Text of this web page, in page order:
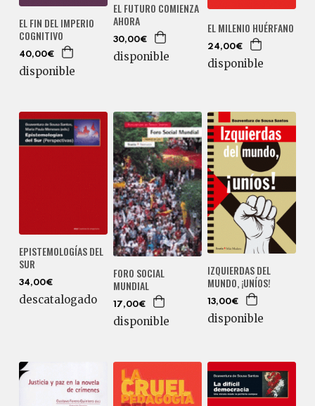
EL FIN DEL IMPERIO
COGNITIVO
40,00€
disponible
EL FUTURO COMIENZA
AHORA
30,00€
disponible
EL MILENIO HUÉRFANO
24,00€
disponible
EPISTEMOLOGÍAS DEL
SUR
34,00€
descatalogado
FORO SOCIAL
MUNDIAL
17,00€
disponible
IZQUIERDAS DEL
MUNDO, ¡UNÍOS!
13,00€
disponible